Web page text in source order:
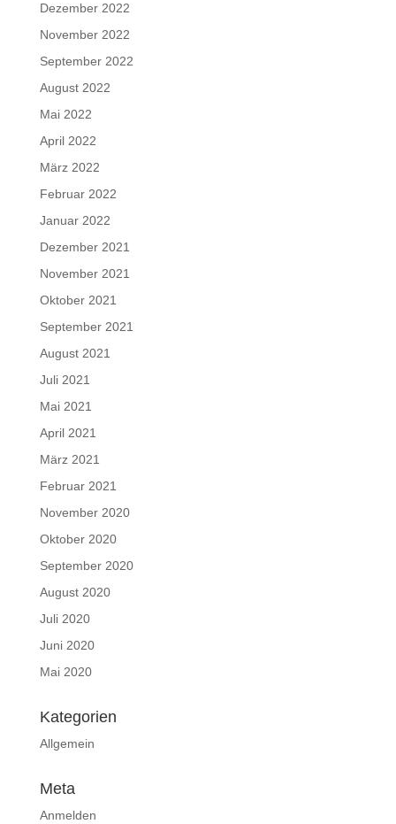
Dezember 2022
November 2022
September 2022
August 2022
Mai 2022
April 2022
März 2022
Februar 2022
Januar 2022
Dezember 2021
November 2021
Oktober 2021
September 2021
August 2021
Juli 2021
Mai 2021
April 2021
März 2021
Februar 2021
November 2020
Oktober 2020
September 2020
August 2020
Juli 2020
Juni 2020
Mai 2020
Kategorien
Allgemein
Meta
Anmelden